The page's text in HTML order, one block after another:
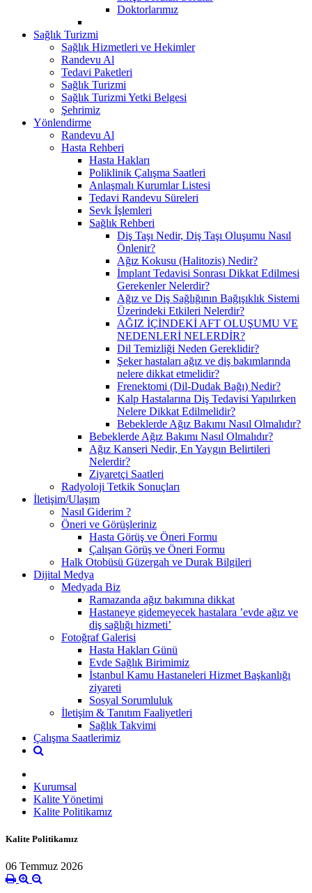
Doktorlarımız
Sağlık Turizmi
Sağlık Hizmetleri ve Hekimler
Randevu Al
Tedavi Paketleri
Sağlık Turizmi
Sağlık Turizmi Yetki Belgesi
Şehrimiz
Yönlendirme
Randevu Al
Hasta Rehberi
Hasta Hakları
Poliklinik Çalışma Saatleri
Anlaşmalı Kurumlar Listesi
Tedavi Randevu Süreleri
Sevk İşlemleri
Sağlık Rehberi
Diş Taşı Nedir, Diş Taşı Oluşumu Nasıl
Önlenir?
Ağız Kokusu (Halitozis) Nedir?
İmplant Tedavisi Sonrası Dikkat Edilmesi
Gerekenler Nelerdir?
Ağız ve Diş Sağlığının Bağışıklık Sistemi
Üzerindeki Etkileri Nelerdir?
AĞIZ İÇİNDEKİ AFT OLUŞUMU VE
NEDENLERİ NELERDİR?
Dil Temizliği Neden Gereklidir?
Şeker hastaları ağız ve diş bakımlarında
nelere dikkat etmelidir?
Frenektomi (Dil-Dudak Bağı) Nedir?
Kalp Hastalarına Diş Tedavisi Yapılırken
Nelere Dikkat Edilmelidir?
Bebeklerde Ağız Bakımı Nasıl Olmalıdır?
Bebeklerde Ağız Bakımı Nasıl Olmalıdır?
Ağız Kanseri Nedir, En Yaygın Belirtileri
Nelerdir?
Ziyaretçi Saatleri
Radyoloji Tetkik Sonuçları
İletişim/Ulaşım
Nasıl Giderim ?
Öneri ve Görüşleriniz
Hasta Görüş ve Öneri Formu
Çalışan Görüş ve Öneri Formu
Halk Otobüsü Güzergah ve Durak Bilgileri
Dijital Medya
Medyada Biz
Ramazanda ağız bakımına dikkat
Hastaneye gidemeyecek hastalara ’evde ağız ve
diş sağlığı hizmeti’
Fotoğraf Galerisi
Hasta Hakları Günü
Evde Sağlık Birimimiz
İstanbul Kamu Hastaneleri Hizmet Başkanlığı
ziyareti
Sosyal Sorumluluk
İletişim & Tanıtım Faaliyetleri
Sağlık Takvimi
Çalışma Saatlerimiz
Kurumsal
Kalite Yönetimi
Kalite Politikamız
Kalite Politikamız
06 Temmuz 2026